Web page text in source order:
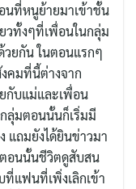
นที่หนูย้ายมาเข้าชั้น
วทั้งๆที่เพื่อนในกลุ่ม
ยกัน ในตอนแรกๆ
คมที่นี้ต่างจาก
กับแม่และเพื่อน
ลุ่มตอนนั้นก็เริ่มมี
แถมยังได้ยินข่าวมา
อนนั้นชีวิตดูสับสน
แฟนที่เพิ่งเลิกเข้า